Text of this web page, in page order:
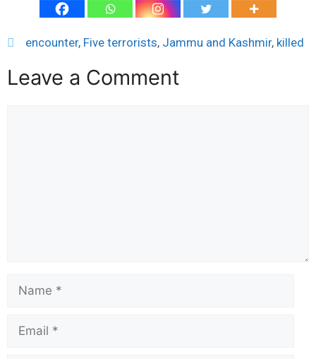
encounter, Five terrorists, Jammu and Kashmir, killed
Leave a Comment